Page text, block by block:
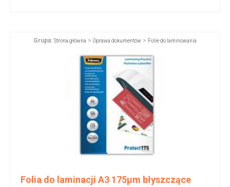
Grupa: Strona główna > Oprawa dokumentów > Folie do laminowania
Folia do laminacji A3 175µm błyszczące